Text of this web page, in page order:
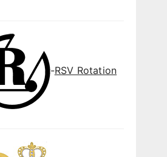
-RSV Rotation